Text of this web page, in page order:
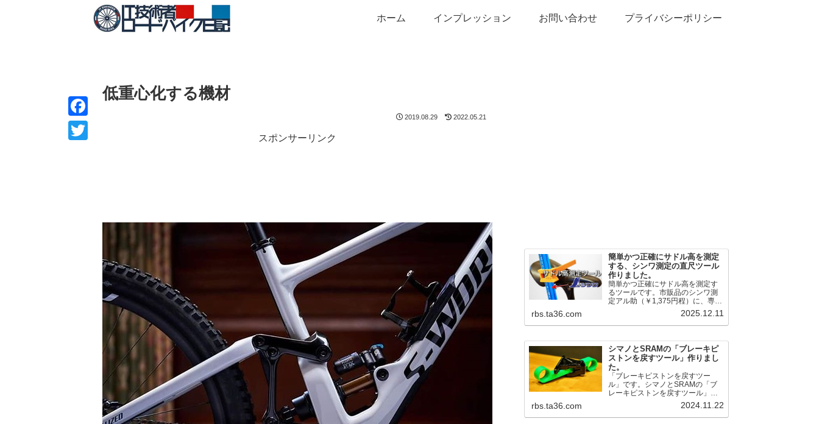
ホーム インプレッション お問い合わせ プライバシーポリシー
低重心化する機材
2019.08.29 2022.05.21
スポンサーリンク
F
簡単かつ正確にサドル高を測定
する、シンワ測定の直尺ツール
作りました。
簡単かつ正確にサドル高を測定す
るツールです。市販品のシンワ測
定アル助（￥1,375円程）に、専用
のサドル高測定ツールを取り付け
て使用します。これまで以上に、
サドル高を容易に測定できるよう
Sokutei) アルミ直尺 アル助 1m ホ
ワイト 65445posted at 2025.12.12
シンワ測定(Shinwa Sokutei)
￥1,375Amazon.c...
rbs.ta36.com 2025.12.11
シマノとSRAMの「ブレーキピ
ストンを戻すツール」作りまし
た。
「ブレーキピストンを戻すツー
ル」です。シマノとSRAMの「ブ
レーキピストンを戻すツール」作
りました。出したからには、戻す
必要が。。。でも、タイヤレバー
や六角レンチはつかってはダメだ
rbs.ta36.com 2024.11.22